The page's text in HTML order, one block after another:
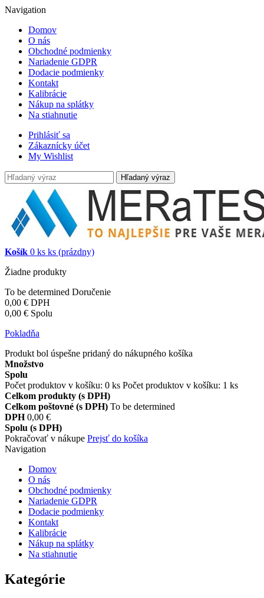
Navigation
Domov
O nás
Obchodné podmienky
Nariadenie GDPR
Dodacie podmienky
Kontakt
Kalibrácie
Nákup na splátky
Na stiahnutie
Prihlásiť sa
Zákaznícky účet
My Wishlist
Hľadaný výraz
Košík 0 ks ks (prázdny)
Žiadne produkty
To be determined Doručenie
0,00 € DPH
0,00 € Spolu
Pokladňa
Produkt bol úspešne pridaný do nákupného košíka
Množstvo
Spolu
Počet produktov v košíku: 0 ks Počet produktov v košíku: 1 ks
Celkom produkty (s DPH)
Celkom poštovné (s DPH) To be determined
DPH 0,00 €
Spolu (s DPH)
Pokračovať v nákupe Prejsť do košíka
Navigation
Domov
O nás
Obchodné podmienky
Nariadenie GDPR
Dodacie podmienky
Kontakt
Kalibrácie
Nákup na splátky
Na stiahnutie
Kategórie